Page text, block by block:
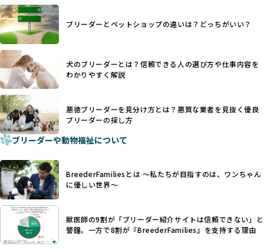
さらに、書類審査のみで掲載が許可されるサイトが多く、実
際の飼育環境やブリーダーの姿勢が見えにくい点も課題で
す。こうしたサイトでは、ブリーダーが記載する情報が主で
あり、実際の現場や日々のケアの状況がわからないため、営
利優先の「悪徳ブリーダー」が含まれるリスクが高まりま
す。
BreederFamiliesでは、ワンちゃんを大切にする「優良ブリ
ーダー」のみを紹介するために、法令を超えた独自の基準を
設け、ブリーダーの理念や飼育環境の厳格なチェックを行っ
ています。
一部の営利優先のブリーディングでは、母犬の出産負担を考
えずに大量繁殖が行われ、親犬が心身ともに疲弊するケース
が見られます。さらに、コストカットのために食事を減らし
たり、栄養のない食事を与える、適切な健康管理が行われな
いなど、ワンちゃんの健康と福祉が犠牲にされることも少な
くありません。
また、健康リスクが予測しづらいミックス犬の繁殖や、愛情
が行き届かない多頭飼育等も問題です。これらのブリーディ
ング手法は、ワンちゃんの福祉を無視し、利益のみを追求す
ヨーロッパ諸国ではこうした処置が禁止されている一方で、
日本ではいまだ行われる場合があります。
優良ブリーダーは動物福祉を優先し、ワンちゃんの自然な姿
を大切にするため断尾・断耳を行いません。
一方、営利優先ブリーダーでは「見た目が良く売れやすい」
ことを理由に断尾や断耳を行うことがあり、中には麻酔なし
で処置するケースも見受けられます。
「耳やしっぽを切らない」詳細はこちら
犬種ごとに異なる健康リスクや育て方のポイントを理解し、
適切に対応するためには、深い知識と豊富な経験が欠かせま
せん。現在、犬種は200種類以上あり、それぞれに特有の健康
たとえば、パグは呼吸器系のトラブルを抱えやすく、ラブラ
ドール・レトリバーには股関節形成不全への注意が必要で
す。このような犬種ごとの違いを熟知し、適切なケアを提供
できるかどうかは、ブリーダーの専門性に大きく関わりま
す。
優良ブリーダーは、少数の犬種（一般的に3種以内）に絞って
繁殖を行い、各犬種の特徴を熟知しています。これにより、
ブリーダーとペットショップの違いは？どっちがいい？
犬のブリーダーとは？信頼できる人の選び方や仕事内容を
わかりやすく解説
悪徳ブリーダーを見分け方とは？悪質な業者を見抜く優良
ブリーダーの探し方
ブリーダーや動物福祉について
BreederFamiliesとは 〜私たちが目指すのは、ワンちゃん
に優しい世界〜
獣医師の9割が「ブリーダー紹介サイトは信頼できない」と
警鐘。一方で8割が『BreederFamilies』を支持する理由